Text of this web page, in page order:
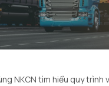
NKCN tìm hiểu quy